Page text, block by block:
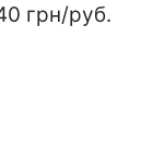
грн/руб.